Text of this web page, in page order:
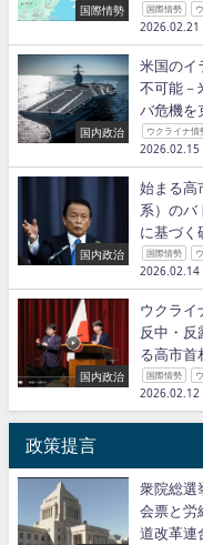
国際情勢 国際情勢
2026.02.21
国内政治
米国のイ
不可能－
バ危機を
ウクライナ情
2026.02.15
国内政治
始まる高
系）のバ
に基づく
国際情勢
2026.02.14
国内政治
ウクライ
反中・反
る高市首
国際情勢
2026.02.12
政策提言
衆院総選
会票と労
道改革連